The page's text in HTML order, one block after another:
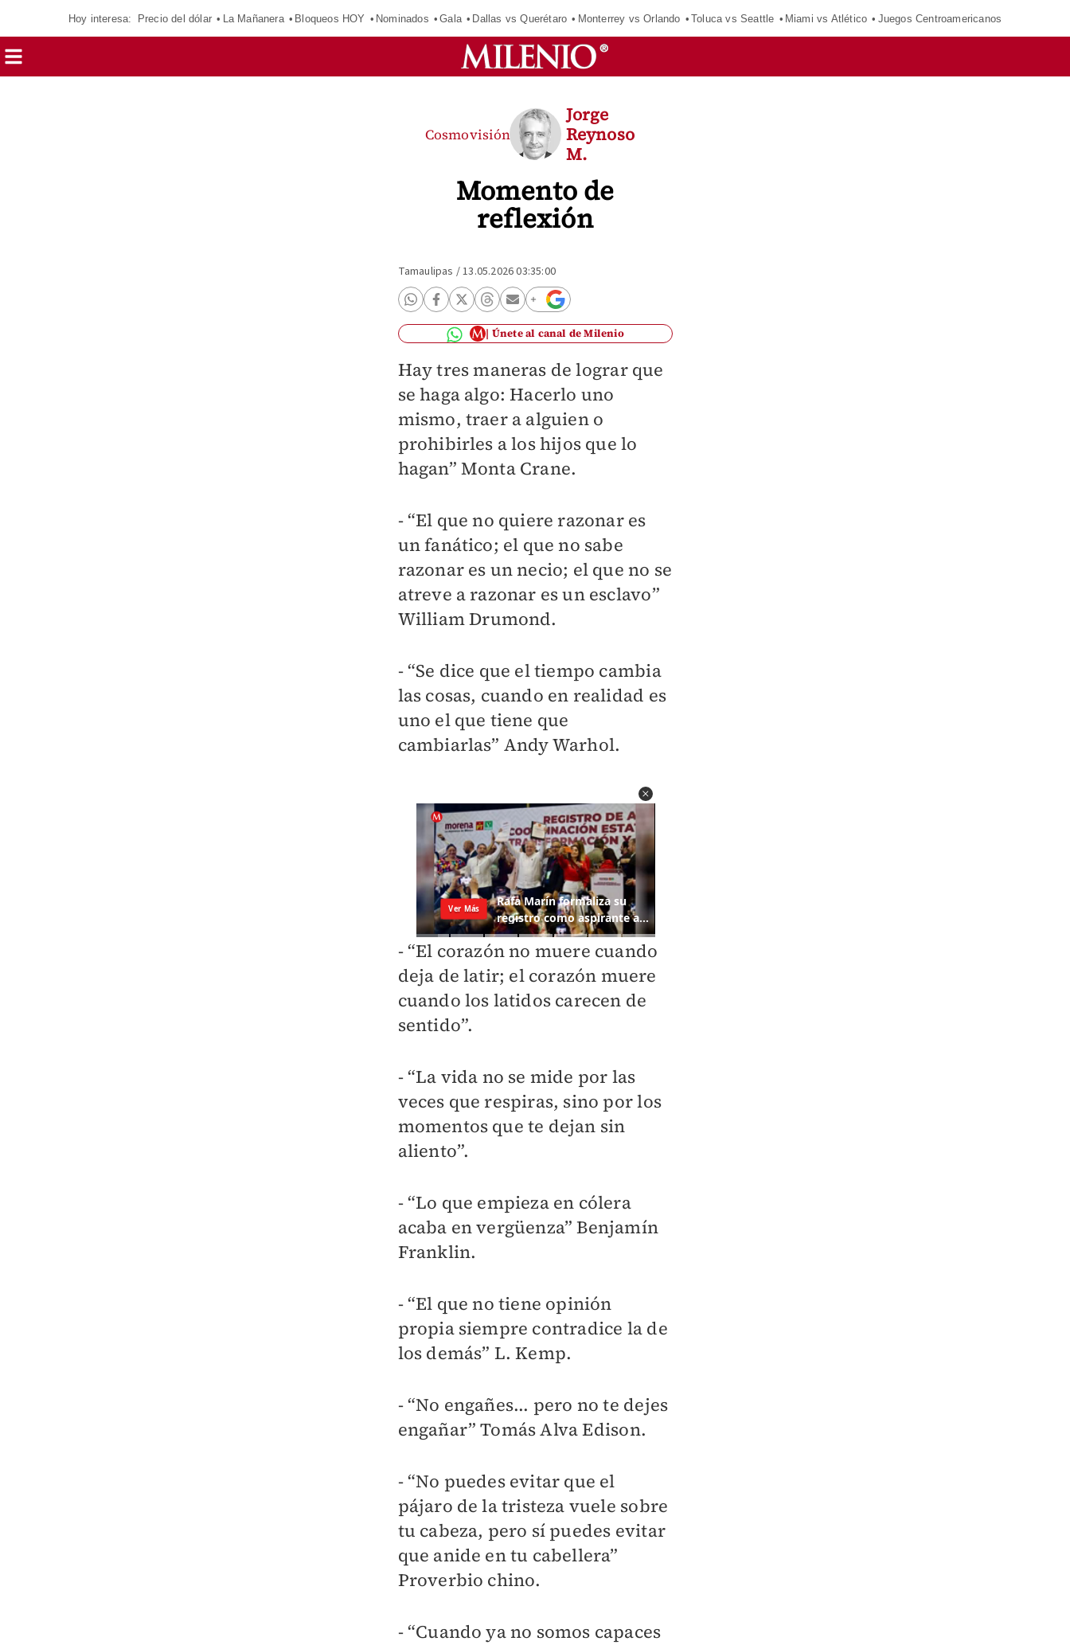
Hoy interesa: Precio del dólar La Mañanera Bloqueos HOY Nominados Gala Dallas vs Querétaro Monterrey vs Orlando Toluca vs Seattle Miami vs Atlético Juegos Centroamericanos
Momento de
reflexión
Cosmovisión
Jorge
Reynoso
M.
Tamaulipas /13.05.2026 03:35:00
Únete al canal de Milenio
Hay tres maneras de lograr que
se haga algo: Hacerlo uno
mismo, traer a alguien o
prohibirles a los hijos que lo
hagan” Monta Crane.
- “El que no quiere razonar es
un fanático; el que no sabe
razonar es un necio; el que no se
atreve a razonar es un esclavo”
William Drumond.
- “Se dice que el tiempo cambia
las cosas, cuando en realidad es
uno el que tiene que
cambiarlas” Andy Warhol.
- “El corazón no muere cuando
deja de latir; el corazón muere
cuando los latidos carecen de
sentido”.
- “La vida no se mide por las
veces que respiras, sino por los
momentos que te dejan sin
aliento”.
- “Lo que empieza en cólera
acaba en vergüenza” Benjamín
Franklin.
- “El que no tiene opinión
propia siempre contradice la de
los demás” L. Kemp.
- “No engañes... pero no te dejes
engañar” Tomás Alva Edison.
- “No puedes evitar que el
pájaro de la tristeza vuele sobre
tu cabeza, pero sí puedes evitar
que anide en tu cabellera”
Proverbio chino.
- “Cuando ya no somos capaces